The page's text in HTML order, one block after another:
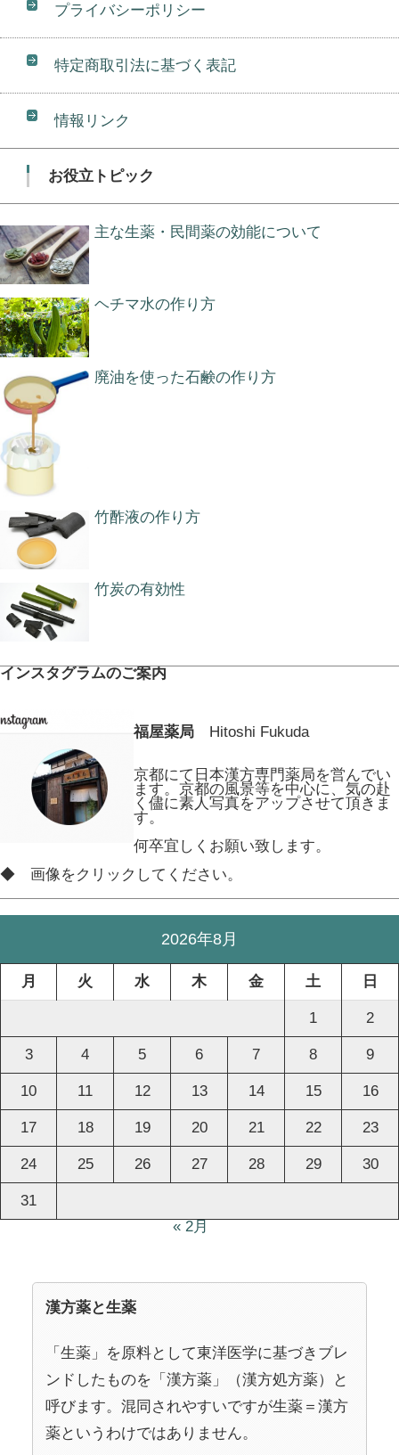
プライバシーポリシー
特定商取引法に基づく表記
情報リンク
お役立トピック
主な生薬・民間薬の効能について
ヘチマ水の作り方
廃油を使った石鹸の作り方
竹酢液の作り方
竹炭の有効性
インスタグラムのご案内
福屋薬局 Hitoshi Fukuda
京都にて日本漢方専門薬局を営んでい
ます。京都の風景等を中心に、気の赴
く儘に素人写真をアップさせて頂きま
す。
何卒宜しくお願い致します。
◆ 画像をクリックしてください。
2026年8月
月 火 水 木 金 土 日
1 2
3 4 5 6 7 8 9
10 11 12 13 14 15 16
17 18 19 20 21 22 23
24 25 26 27 28 29 30
31
« 2月
漢方薬と生薬
「生薬」を原料として東洋医学に基づきブレ
ンドしたものを「漢方薬」（漢方処方薬）と
呼びます。混同されやすいですが生薬＝漢方
薬というわけではありません。